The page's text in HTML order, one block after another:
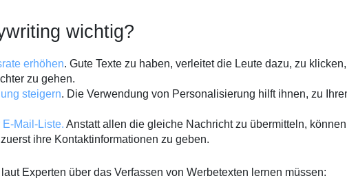
wichtig?
erhöhen. Gute Texte zu haben, verleitet die Leute dazu, zu
zu gehen.
steigern. Die Verwendung von Personalisierung hilft ihnen, zu
Mail-Liste. Anstatt allen die gleiche Nachricht zu übermitteln,
ihre Kontaktinformationen zu geben.
Experten über das Verfassen von Werbetexten lernen müssen: